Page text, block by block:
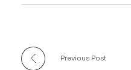
o
p
Previous Post